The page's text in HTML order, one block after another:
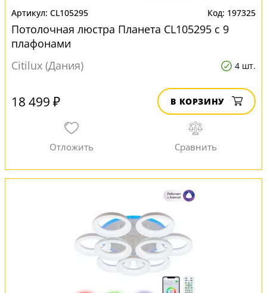
CL105295 197325
Потолочная люстра Планета CL105295 с 9
плафонами
Citilux (Дания)
4 шт.
18 499 ₽ В КОРЗИНУ